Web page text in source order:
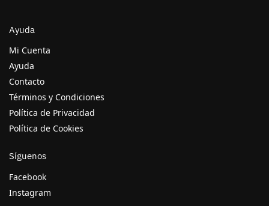
Ayuda
Mi Cuenta
Ayuda
Contacto
Términos y Condiciones
Política de Privacidad
Política de Cookies
Síguenos
Facebook
Instagram